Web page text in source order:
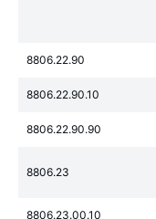
8806.22.90
8806.22.90.10
8806.22.90.90
8806.23
8806.23.00.10